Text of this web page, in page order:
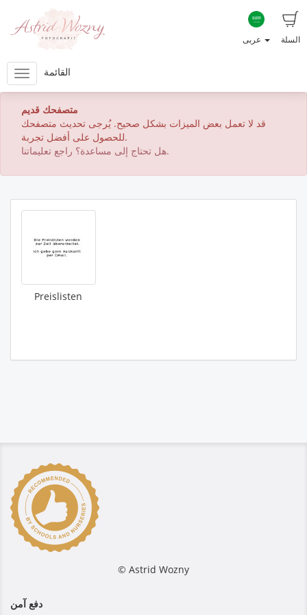
السلة
القائمة
متصفحك قديم
قد لا تعمل بعض الميزات بشكل صحيح. يُرجى تحديث متصفحك
للحصول على أفضل تجربة.
هل تحتاج إلى مساعدة؟ راجع تعليماتنا.
Preislisten
© Astrid Wozny
دفع آمن